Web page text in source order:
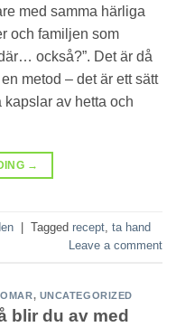
med samma härliga
och familjen som
också?”. Det är då
metod – det är ett sätt
kapslar av hetta och
→
Tagged recept ta hand
Leave a comment
, UNCATEGORIZED
blir du av med